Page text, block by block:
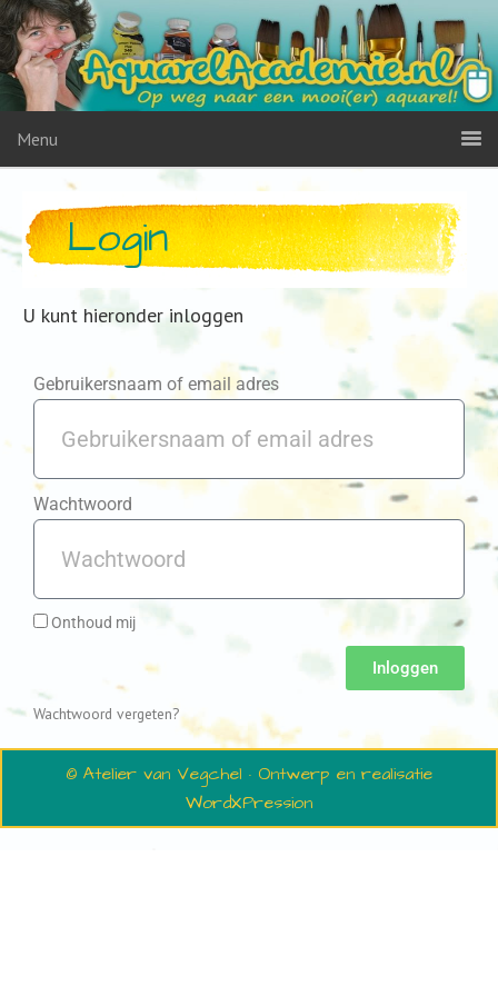
Menu
Login
U kunt hieronder inloggen
Gebruikersnaam of email adres
Wachtwoord
Onthoud mij
Inloggen
Wachtwoord vergeten?
© Atelier van Vegchel · Ontwerp en realisatie
WordXPression